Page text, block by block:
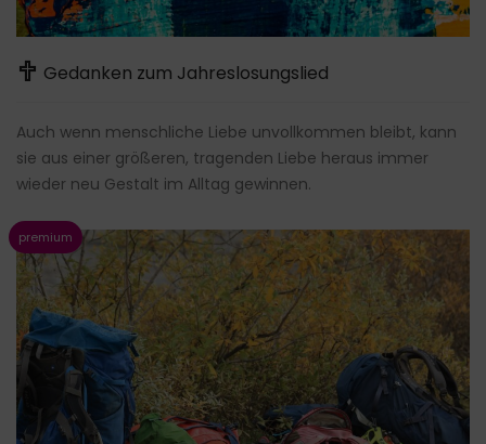
Gedanken zum Jahreslosungslied
Auch wenn menschliche Liebe unvollkommen bleibt, kann
sie aus einer größeren, tragenden Liebe heraus immer
wieder neu Gestalt im Alltag gewinnen.